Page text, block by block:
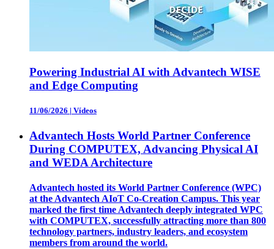
Powering Industrial AI with Advantech WISE
and Edge Computing
11/06/2026 | Vídeos
Advantech Hosts World Partner Conference
During COMPUTEX, Advancing Physical AI
and WEDA Architecture
Advantech hosted its World Partner Conference (WPC)
at the Advantech AIoT Co-Creation Campus. This year
marked the first time Advantech deeply integrated WPC
with COMPUTEX, successfully attracting more than 800
technology partners, industry leaders, and ecosystem
members from around the world.